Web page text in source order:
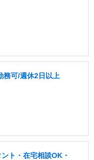
務可/週休2日以上
ト・在宅相談OK・